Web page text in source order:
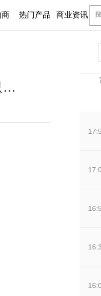
商 热门产品 商业资讯
…